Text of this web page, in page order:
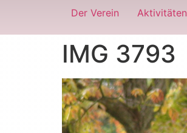
Der Verein
Aktivitäten
IMG 3793